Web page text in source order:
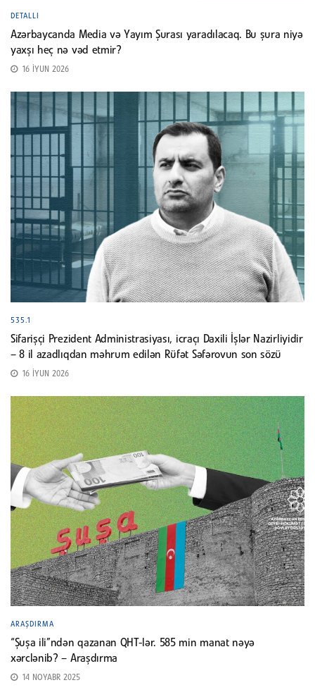
DETALLI
Azərbaycanda Media və Yayım Şurası yaradılacaq. Bu şura niyə
yaxşı heç nə vəd etmir?
16 İYUN 2026
535.1
Sifarişçi Prezident Administrasiyası, icraçı Daxili İşlər Nazirliyidir
– 8 il azadlıqdan məhrum edilən Rüfət Səfərovun son sözü
16 İYUN 2026
ARAŞDIRMA
“Şuşa ili”ndən qazanan QHT-lər. 585 min manat nəyə
xərclənib? – Araşdırma
14 NOYABR 2025